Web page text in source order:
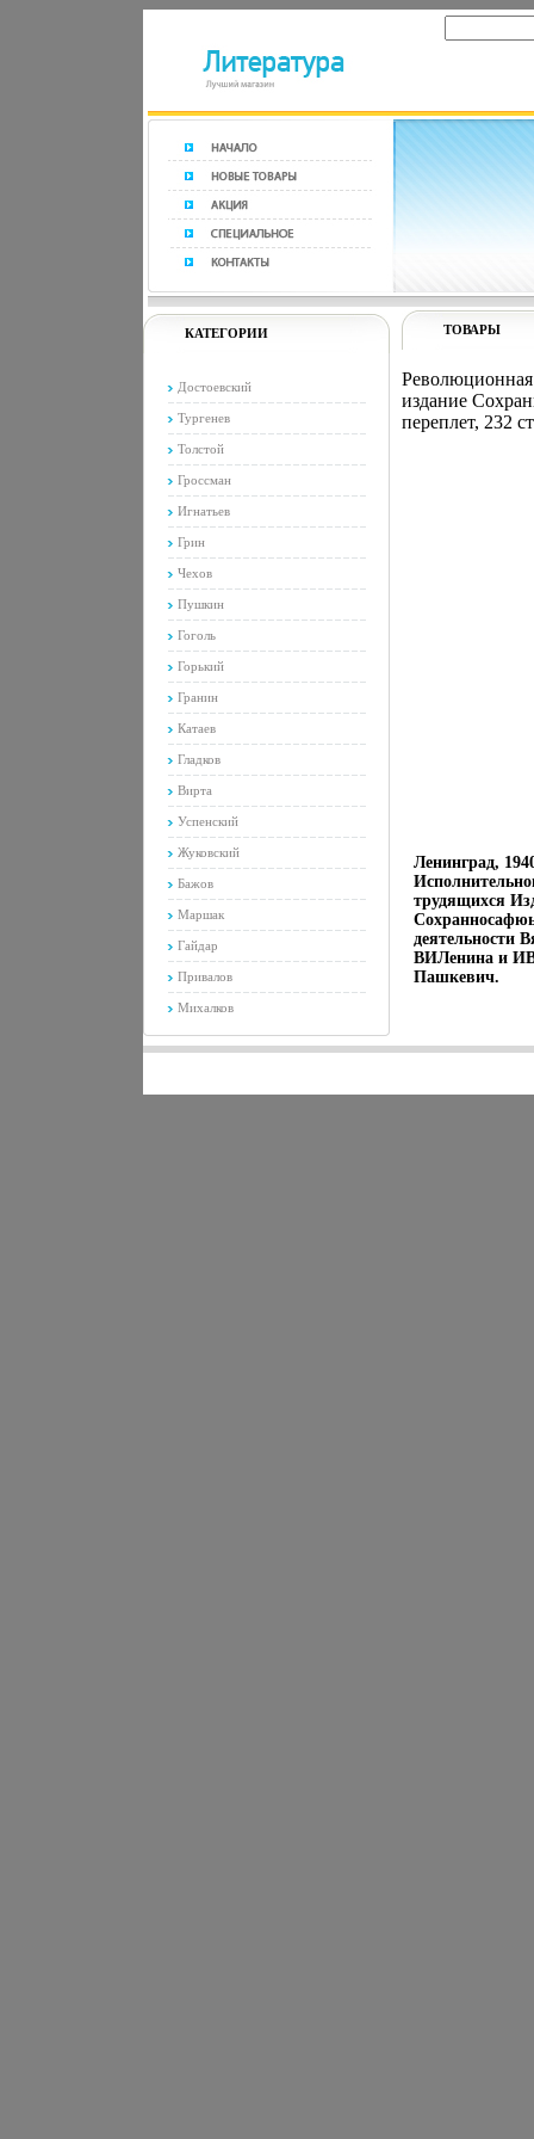
КАТЕГОРИИ
Достоевский
Тургенев
Толстой
Гроссман
Игнатьев
Грин
Чехов
Пушкин
Гоголь
Горький
Гранин
Катаев
Гладков
Вирта
Успенский
Жуковский
Бажов
Маршак
Гайдар
Привалов
Михалков
ТОВАРЫ
издание
переплет, 232
Ленинград,
трудящихся
деятельности
ВИЛенина и
Пашкевич.